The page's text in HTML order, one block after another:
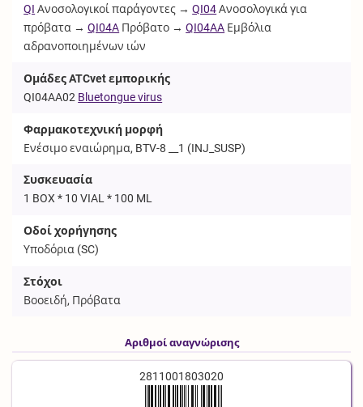
QI Ανοσολογικοί παράγοντες →QI04Ανοσολογικά για
πρόβατα →QI04A Πρόβατο →QI04AA Εμβόλια
αδρανοποιημένων ιών
Ομάδες ATCvet εμπορικής
QI04AA02 Bluetongue virus
Φαρμακοτεχνική μορφή
Ενέσιμο εναιώρημα, BTV-8 __1 (INJ_SUSP)
Συσκευασία
1 BOX * 10 VIAL * 100 ML
Οδοί χορήγησης
Υποδόρια (SC)
Στόχοι
Βοοειδή, Πρόβατα
Αριθμοί αναγνώρισης
2811001803020